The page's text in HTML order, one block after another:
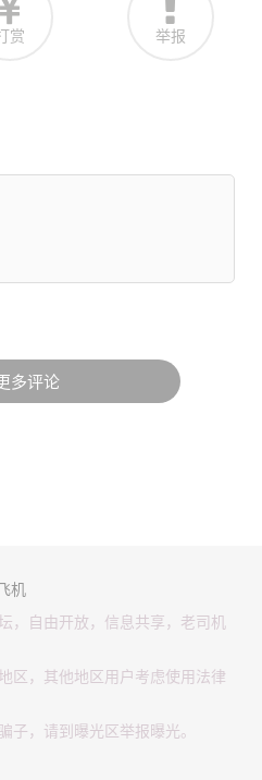
赏 举报
多评论
机
，自由开放，信息共享，老司机
区，其他地区用户考虑使用法律
子，请到曝光区举报曝光。